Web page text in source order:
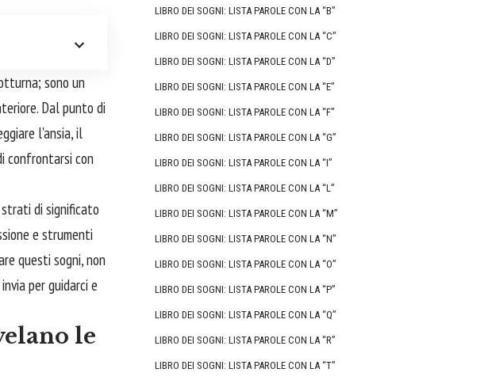
sono un
Dal punto di
l'ansia, il
confrontarsi con
di significato
e strumenti
questi sogni, non
per guidarci e
le
LIBRO DEI SOGNI: LISTA PAROLE CON LA “B”
LIBRO DEI SOGNI: LISTA PAROLE CON LA “C”
LIBRO DEI SOGNI: LISTA PAROLE CON LA “D”
LIBRO DEI SOGNI: LISTA PAROLE CON LA “E”
LIBRO DEI SOGNI: LISTA PAROLE CON LA “F”
LIBRO DEI SOGNI: LISTA PAROLE CON LA “G”
LIBRO DEI SOGNI: LISTA PAROLE CON LA “I”
LIBRO DEI SOGNI: LISTA PAROLE CON LA “L”
LIBRO DEI SOGNI: LISTA PAROLE CON LA “M”
LIBRO DEI SOGNI: LISTA PAROLE CON LA “N”
LIBRO DEI SOGNI: LISTA PAROLE CON LA “O”
LIBRO DEI SOGNI: LISTA PAROLE CON LA “P”
LIBRO DEI SOGNI: LISTA PAROLE CON LA “Q”
LIBRO DEI SOGNI: LISTA PAROLE CON LA “R”
LIBRO DEI SOGNI: LISTA PAROLE CON LA “T”